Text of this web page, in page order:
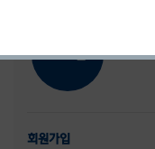
로그인
회원가입